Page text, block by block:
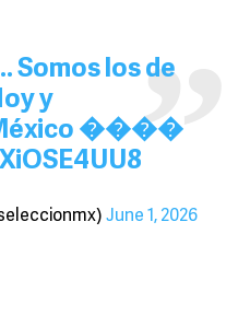
Somos los de
y
����
June 1, 2026